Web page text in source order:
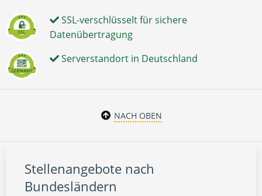
SSL-verschlüsselt für sichere
Datenübertragung
Serverstandort in Deutschland
NACH OBEN
Stellenangebote nach
Bundesländern